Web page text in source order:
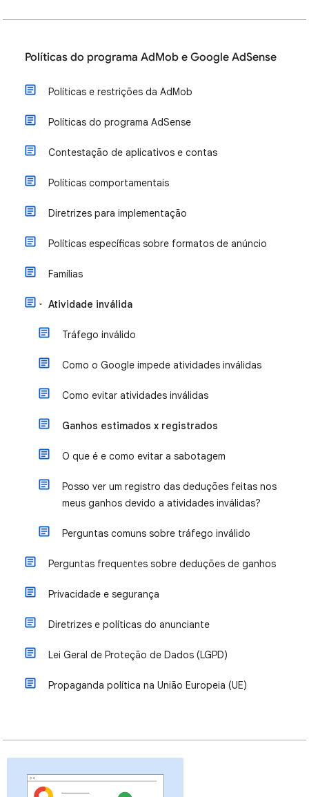
Políticas do programa AdMob e Google AdSense
Políticas e restrições da AdMob
Políticas do programa AdSense
Contestação de aplicativos e contas
Políticas comportamentais
Diretrizes para implementação
Políticas específicas sobre formatos de anúncio
Famílias
Atividade inválida
Tráfego inválido
Como o Google impede atividades inválidas
Como evitar atividades inválidas
Ganhos estimados x registrados
O que é e como evitar a sabotagem
Posso ver um registro das deduções feitas nos
meus ganhos devido a atividades inválidas?
Perguntas comuns sobre tráfego inválido
Perguntas frequentes sobre deduções de ganhos
Privacidade e segurança
Diretrizes e políticas do anunciante
Lei Geral de Proteção de Dados (LGPD)
Propaganda política na União Europeia (UE)